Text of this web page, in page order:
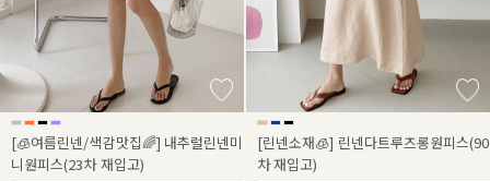
[🧊여름린넨/색감맛집🌈] 내추럴린넨미
니원피스(23차 재입고)
[린넨소재🧊] 린넨다트루즈롱원피스(90
차 재입고)